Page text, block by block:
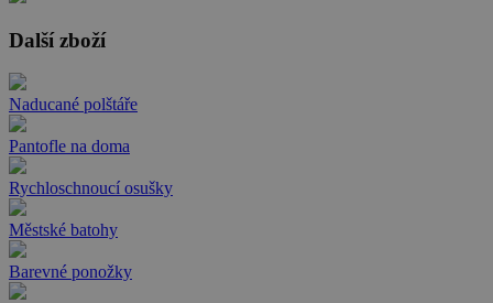
Další zboží
Naducané polštáře
Pantofle na doma
Rychloschnoucí osušky
Městské batohy
Barevné ponožky